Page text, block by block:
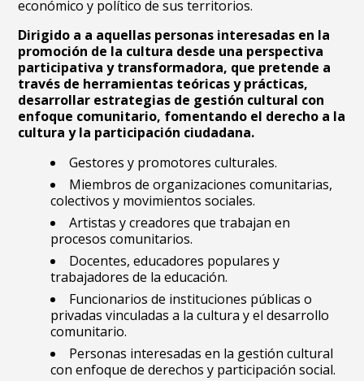
económico y político de sus territorios.
Dirigido a a aquellas personas interesadas en la
promoción de la cultura desde una perspectiva
participativa y transformadora, que pretende a
través de herramientas teóricas y prácticas,
desarrollar estrategias de gestión cultural con
enfoque comunitario, fomentando el derecho a la
cultura y la participación ciudadana.
Gestores y promotores culturales.
Miembros de organizaciones comunitarias,
colectivos y movimientos sociales.
Artistas y creadores que trabajan en
procesos comunitarios.
Docentes, educadores populares y
trabajadores de la educación.
Funcionarios de instituciones públicas o
privadas vinculadas a la cultura y el desarrollo
comunitario.
Personas interesadas en la gestión cultural
con enfoque de derechos y participación social.